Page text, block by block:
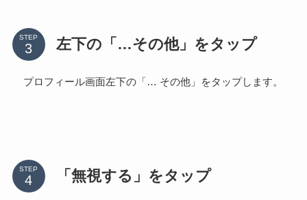
STEP 左下の「…その他」をタップ
プロフィール画面左下の「… その他」をタップします。
STEP 「無視する」をタップ